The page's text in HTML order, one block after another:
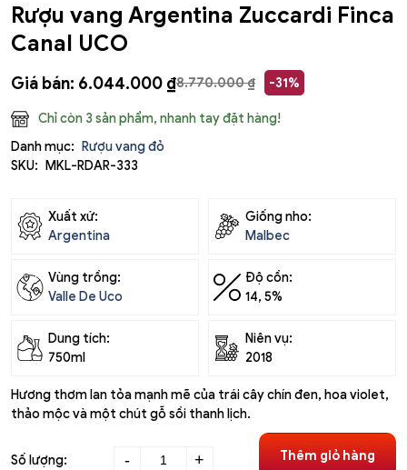
Rượu vang Argentina Zuccardi Finca
Canal UCO
8.770.000₫ -31%
Giá bán: 6.044.000 ₫
Hương thơm lan tỏa mạnh mẽ của trái cây chín đen, hoa violet,
thảo mộc và một chút gỗ sồi thanh lịch.
Chỉ còn 3 sản phẩm, nhanh tay đặt hàng!
Số lượng: - + Thêm giỏ hàng
SKU: MKL-RDAR-333
Danh mục: Rượu vang đỏ
Xuất xứ:
Argentina
Giống nho:
Malbec
Vùng trồng:
Valle De Uco
Độ cồn:
14, 5%
Dung tích:
750ml
Niên vụ:
2018